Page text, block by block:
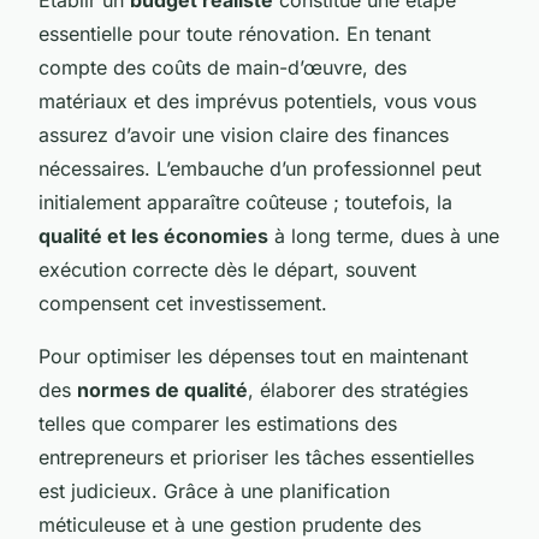
essentielle pour toute rénovation. En tenant
compte des coûts de main-d’œuvre, des
matériaux et des imprévus potentiels, vous vous
assurez d’avoir une vision claire des finances
nécessaires. L’embauche d’un professionnel peut
initialement apparaître coûteuse ; toutefois, la
qualité et les économies à long terme, dues à une
exécution correcte dès le départ, souvent
compensent cet investissement.
Pour optimiser les dépenses tout en maintenant
des normes de qualité, élaborer des stratégies
telles que comparer les estimations des
entrepreneurs et prioriser les tâches essentielles
est judicieux. Grâce à une planification
méticuleuse et à une gestion prudente des